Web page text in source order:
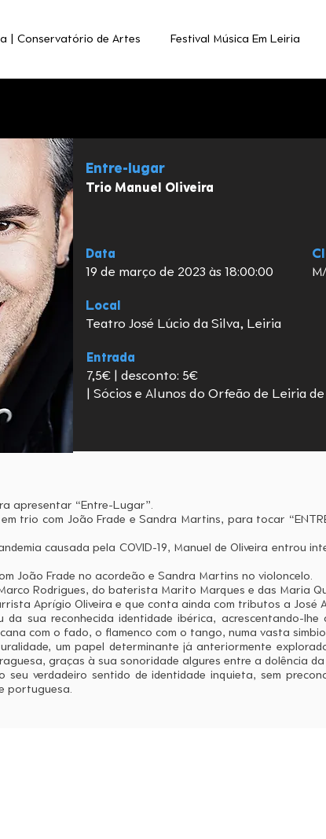
| Conservatório de Artes Festival Música Em Leiria
Entre-lugar
Trio Manuel Oliveira
Data
19 de março de 2023 às 18:00:00
Local
Teatro José Lúcio da Silva, Leiria
Entrada
7,5€ | desconto: 5€
| Sócios e Alunos do Orfeão de Leiria
apresentar “Entre-Lugar”.
trio com João Frade e Sandra Martins, para tocar
causada pela COVID-19, Manuel de Oliveira entrou
João Frade no acordeão e Sandra Martins no violoncelo.
Rodrigues, do baterista Marito Marques e das Maria
Aprígio Oliveira e que conta ainda com tributos a José
da sua reconhecida identidade ibérica, acrescentando-
com o fado, o flamenco com o tango, numa vasta
um papel determinante já anteriormente
graças à sua sonoridade algures entre a dolência
verdadeiro sentido de identidade inquieta, sem
portuguesa.